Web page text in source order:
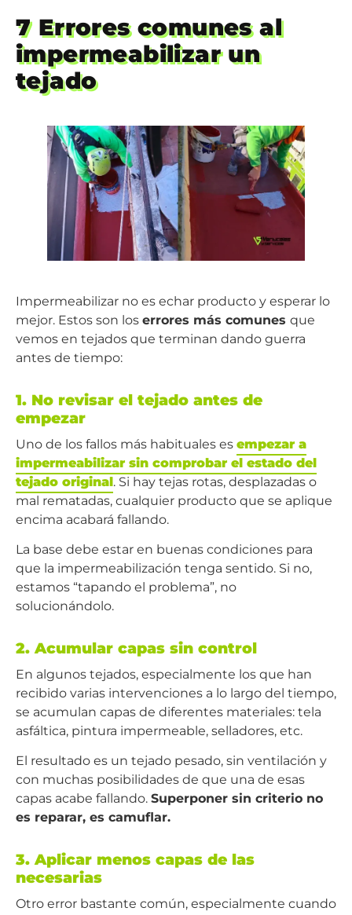
7 Errores comunes al
impermeabilizar un
tejado
Impermeabilizar no es echar producto y esperar lo
mejor. Estos son los errores más comunes que
vemos en tejados que terminan dando guerra
antes de tiempo:
1. No revisar el tejado antes de
empezar
Uno de los fallos más habituales es empezar a
impermeabilizar sin comprobar el estado del
tejado original. Si hay tejas rotas, desplazadas o
mal rematadas, cualquier producto que se aplique
encima acabará fallando.
La base debe estar en buenas condiciones para
que la impermeabilización tenga sentido. Si no,
estamos “tapando el problema”, no
solucionándolo.
2. Acumular capas sin control
En algunos tejados, especialmente los que han
recibido varias intervenciones a lo largo del tiempo,
se acumulan capas de diferentes materiales: tela
asfáltica, pintura impermeable, selladores, etc.
El resultado es un tejado pesado, sin ventilación y
con muchas posibilidades de que una de esas
capas acabe fallando. Superponer sin criterio no
es reparar, es camuflar.
3. Aplicar menos capas de las
necesarias
Otro error bastante común, especialmente cuando